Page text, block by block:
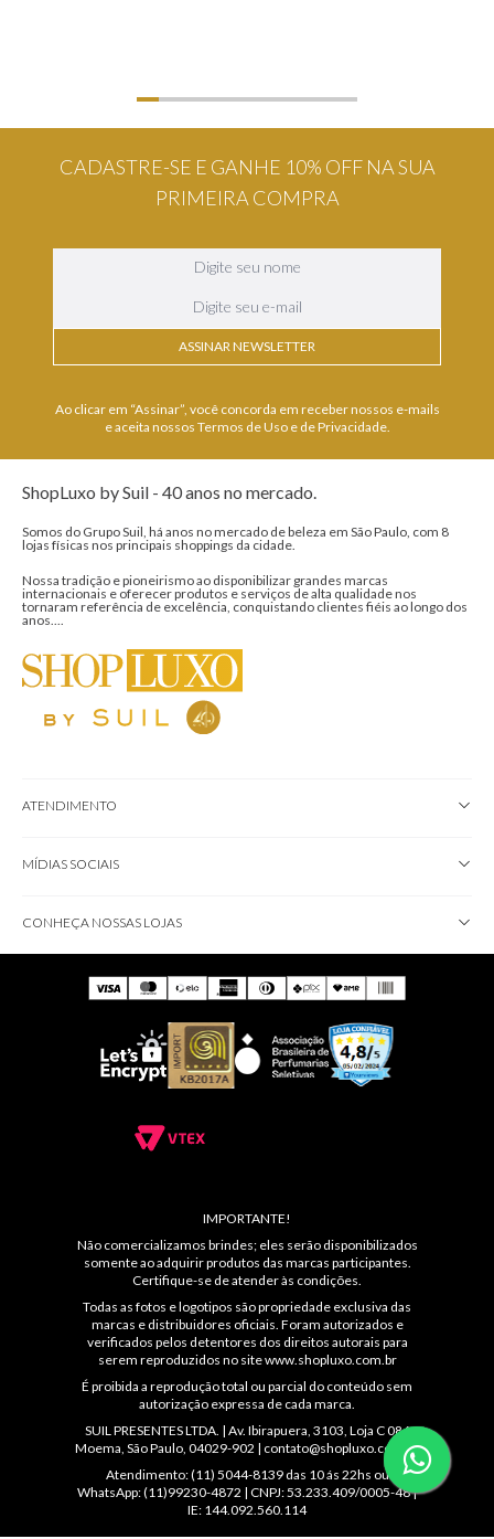
CADASTRE-SE E GANHE 10% OFF NA SUA
PRIMEIRA COMPRA
ASSINAR NEWSLETTER
Ao clicar em “Assinar”, você concorda em receber nossos e-mails
e aceita nossos Termos de Uso e de Privacidade.
ShopLuxo by Suil - 40 anos no mercado.
Somos do Grupo Suil, há anos no mercado de beleza em São Paulo, com 8
lojas físicas nos principais shoppings da cidade.
Nossa tradição e pioneirismo ao disponibilizar grandes marcas
internacionais e oferecer produtos e serviços de alta qualidade nos
tornaram referência de excelência, conquistando clientes fiéis ao longo dos
anos....
ATENDIMENTO
MÍDIAS SOCIAIS
CONHEÇA NOSSAS LOJAS
IMPORTANTE!
Não comercializamos brindes; eles serão disponibilizados
somente ao adquirir produtos das marcas participantes.
Certifique-se de atender às condições.
Todas as fotos e logotipos são propriedade exclusiva das
marcas e distribuidores oficiais. Foram autorizados e
verificados pelos detentores dos direitos autorais para
serem reproduzidos no sitewww.shopluxo.com.br
É proibida a reprodução total ou parcial do conteúdo sem
autorização expressa de cada marca.
SUIL PRESENTES LTDA. | Av. Ibirapuera, 3103, Loja C 086
Moema, São Paulo, 04029-902 | contato@shopluxo.com.br
Atendimento: (11) 5044-8139 das 10 ás 22hs ou
WhatsApp: (11)99230-4872 | CNPJ: 53.233.409/0005-48 |
IE: 144.092.560.114